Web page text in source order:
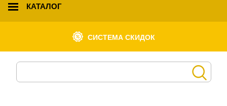
КАТАЛОГ
СИСТЕМА СКИДОК